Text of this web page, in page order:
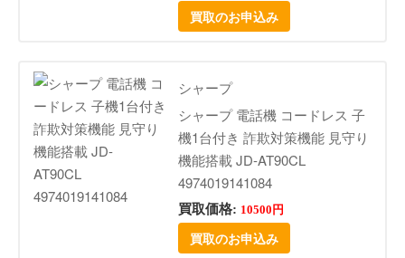
買取のお申込み
シャープ
シャープ 電話機 コードレス 子
機1台付き 詐欺対策機能 見守り
機能搭載 JD-AT90CL
4974019141084
買取価格: 10500円
買取のお申込み